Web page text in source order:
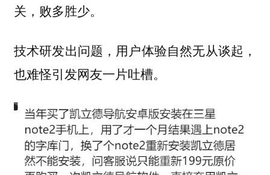
关，败多胜少。
技术研发出问题，用户体验自然无从谈起，
也难怪引发网友一片吐槽。